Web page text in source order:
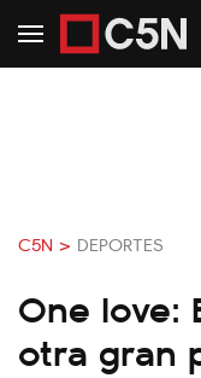
C5N > DEPORTES
One love:
otra gran